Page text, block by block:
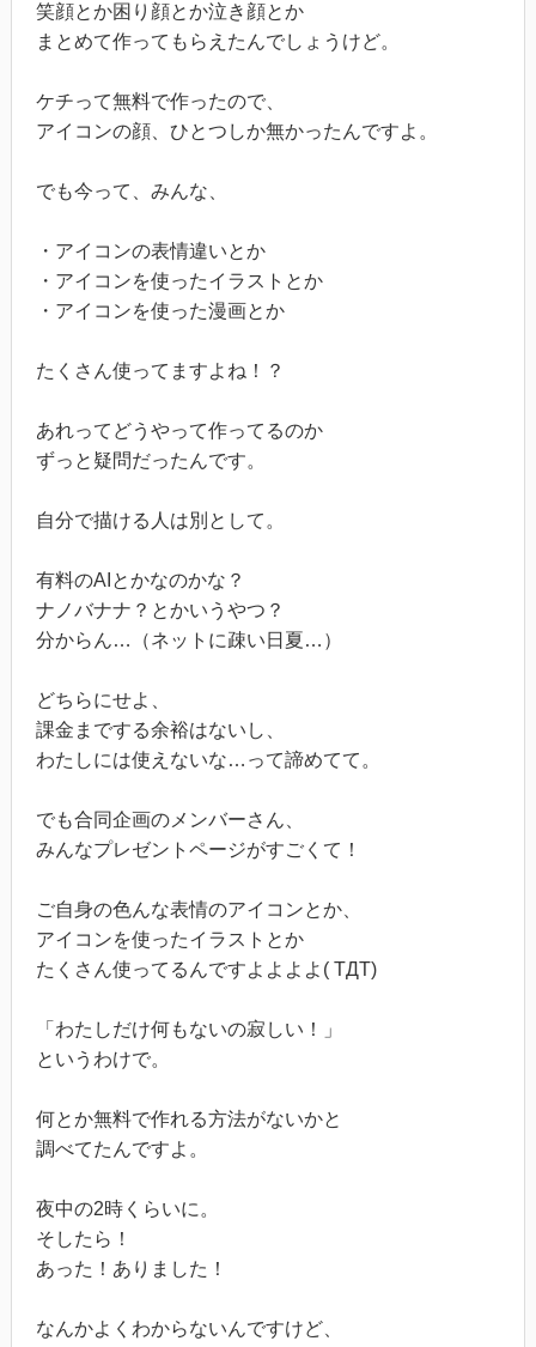
笑顔とか困り顔とか泣き顔とか
まとめて作ってもらえたんでしょうけど。
ケチって無料で作ったので、
アイコンの顔、ひとつしか無かったんですよ。
でも今って、みんな、
・アイコンの表情違いとか
・アイコンを使ったイラストとか
・アイコンを使った漫画とか
たくさん使ってますよね！？
あれってどうやって作ってるのか
ずっと疑問だったんです。
自分で描ける人は別として。
有料のAIとかなのかな？
ナノバナナ？とかいうやつ？
分からん…（ネットに疎い日夏…）
どちらにせよ、
課金までする余裕はないし、
わたしには使えないな…って諦めてて。
でも合同企画のメンバーさん、
みんなプレゼントページがすごくて！
ご自身の色んな表情のアイコンとか、
アイコンを使ったイラストとか
たくさん使ってるんですよよよよ( TДT)
「わたしだけ何もないの寂しい！」
というわけで。
何とか無料で作れる方法がないかと
調べてたんですよ。
夜中の2時くらいに。
そしたら！
あった！ありました！
なんかよくわからないんですけど、